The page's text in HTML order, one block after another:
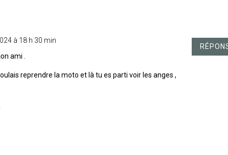
à 18 h 30 min
ami .
reprendre la moto et là tu es parti voir les anges ,